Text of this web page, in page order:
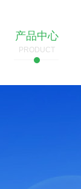
产品中心
PRODUCT